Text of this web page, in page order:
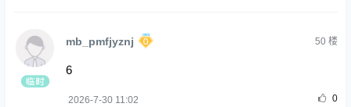
mb_pmfjyznj 50楼
6
2026-7-30 11:02 0